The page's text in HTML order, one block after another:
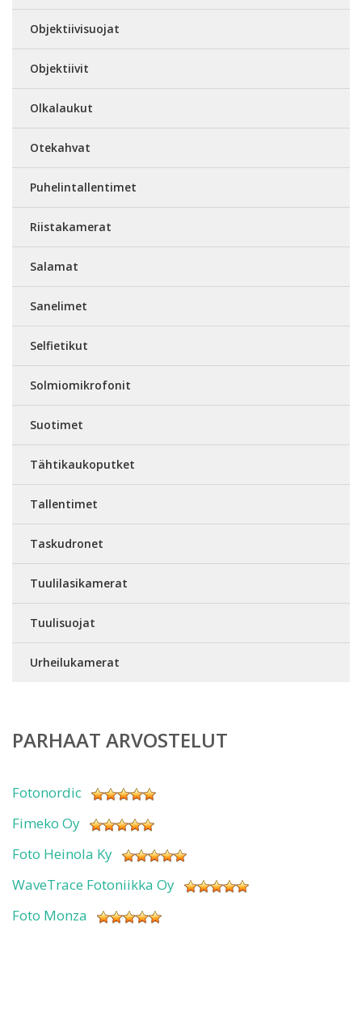
Objektiivisuojat
Objektiivit
Olkalaukut
Otekahvat
Puhelintallentimet
Riistakamerat
Salamat
Sanelimet
Selfietikut
Solmiomikrofonit
Suotimet
Tähtikaukoputket
Tallentimet
Taskudronet
Tuulilasikamerat
Tuulisuojat
Urheilukamerat
PARHAAT ARVOSTELUT
Fotonordic
Fimeko Oy
Foto Heinola Ky
WaveTrace Fotoniikka Oy
Foto Monza